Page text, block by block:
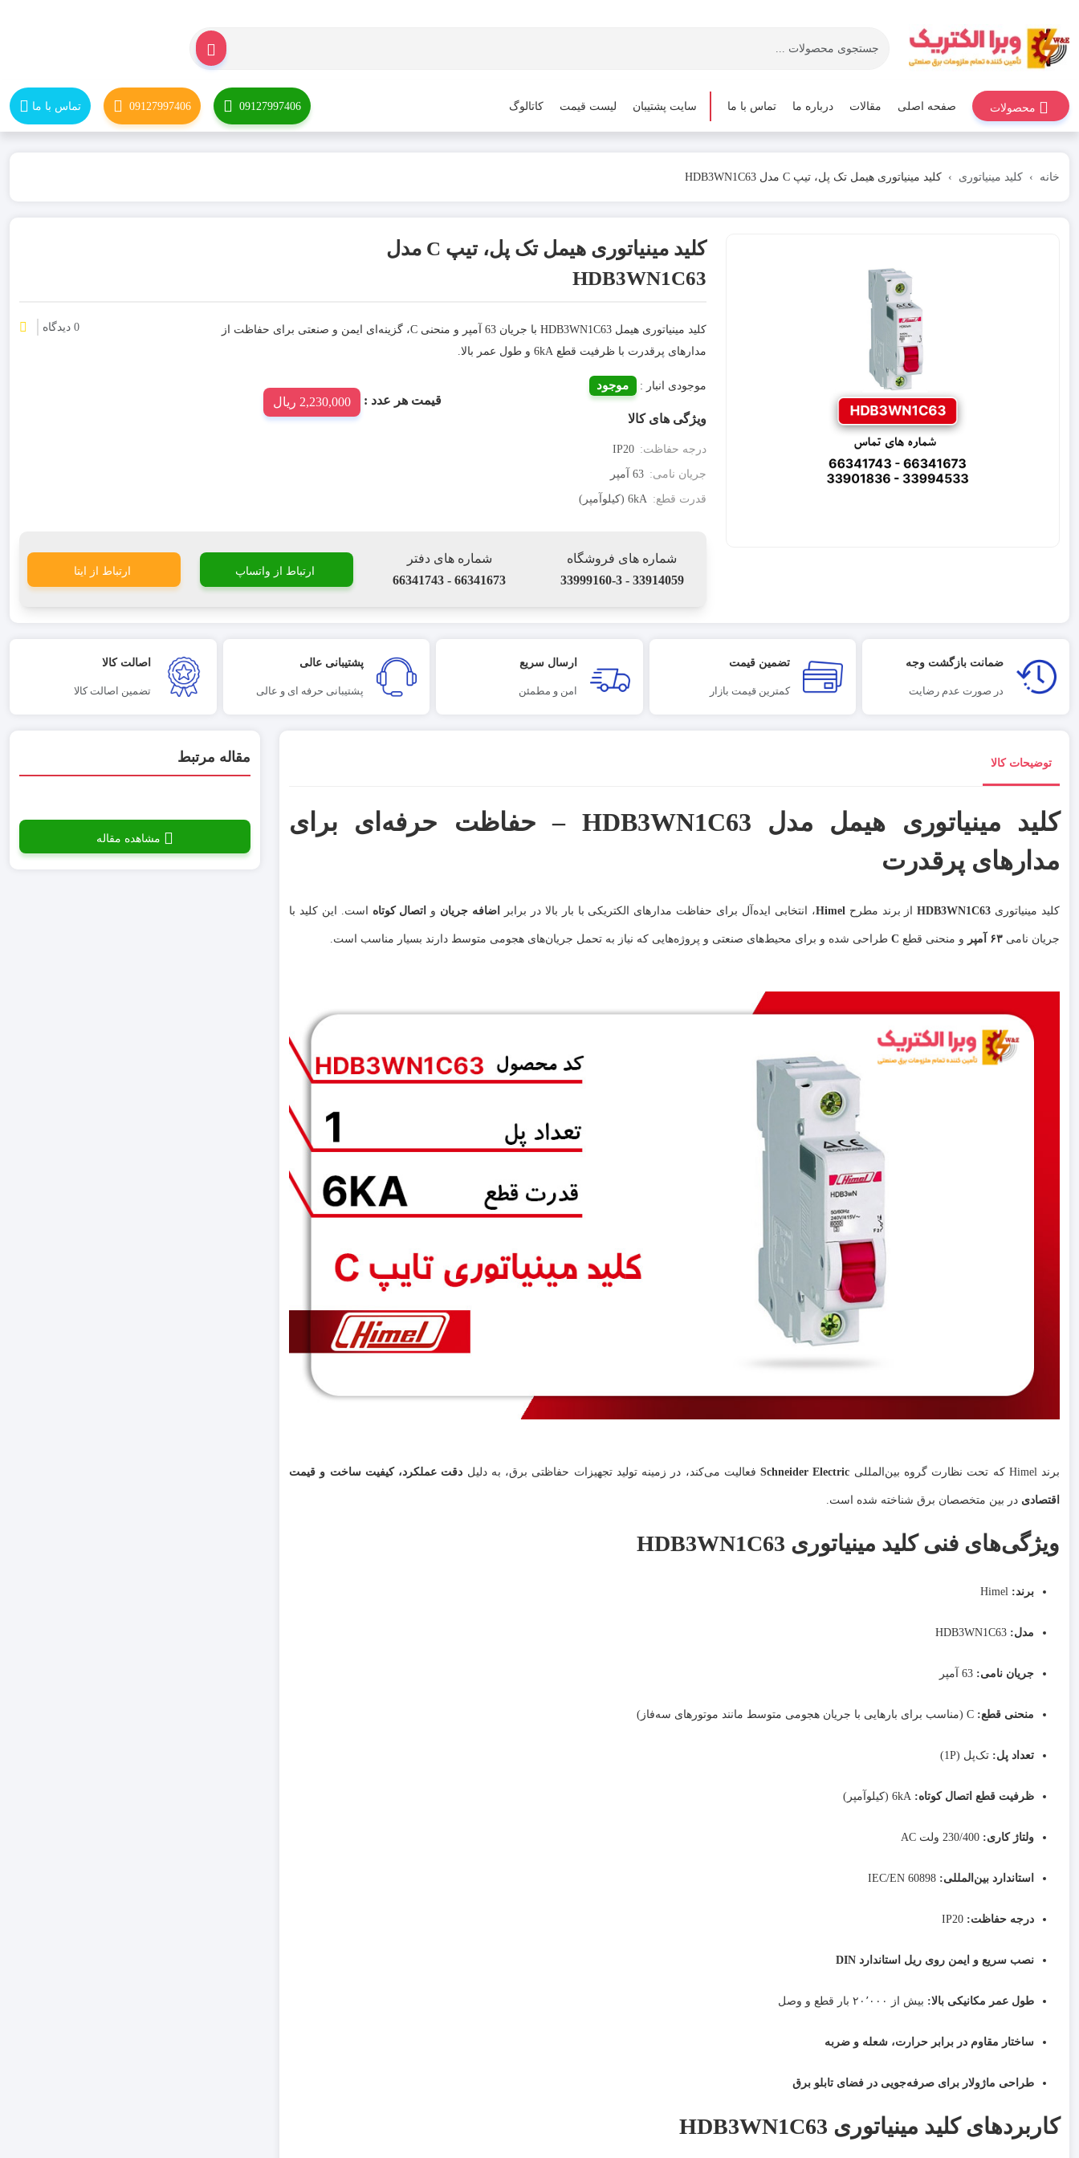
محصولات صفحه اصلی مقالات درباره ما تماس با ما سایت پشتیبان لیست قیمت کاتالوگ 09127997406
09127997406 تماس با ما
خانه کلید مینیاتوری کلید مینیاتوری هیمل تک پل، تیپ C مدل HDB3WN1C63
کلید مینیاتوری هیمل تک پل، تیپ C مدل
HDB3WN1C63
کلید مینیاتوری هیمل HDB3WN1C63 با جریان 63 آمپر و منحنی C، گزینه‌ای ایمن و صنعتی برای حفاظت از
مدارهای پرقدرت با ظرفیت قطع 6kA و طول عمر بالا.
موجودی انبار : موجود
ویژگی های کالا
درجه حفاظت: IP20
جریان نامی: 63 آمپر
قدرت قطع: 6kA (کیلوآمپر)
قیمت هر عدد : 2,230,000 ریال
0 دیدگاه
شماره های فروشگاه
33914059 - 33999160-3
شماره های دفتر
66341673 - 66341743
ارتباط از واتساپ ارتباط از ایتا
ضمانت بازگشت وجه
در صورت عدم رضایت
تضمین قیمت
کمترین قیمت بازار
ارسال سریع
امن و مطمئن
پشتیبانی عالی
پشتیبانی حرفه ای و عالی
اصالت کالا
تضمین اصالت کالا
توضیحات کالا
کلید مینیاتوری هیمل مدل HDB3WN1C63 – حفاظت حرفه‌ای برای
مدارهای پرقدرت
کلید مینیاتوری HDB3WN1C63از برند مطرح Himel، انتخابی ایده‌آل برای حفاظت مدارهای الکتریکی با بار بالا در برابر اضافه جریان و اتصال کوتاه است. این کلید با
جریان نامی ۶۳ آمپر و منحنی قطع C طراحی شده و برای محیط‌های صنعتی و پروژه‌هایی که نیاز به تحمل جریان‌های هجومی متوسط دارند بسیار مناسب است.
برند Himel که تحت نظارت گروه بین‌المللی Schneider Electric فعالیت می‌کند، در زمینه تولید تجهیزات حفاظتی برق، به دلیل دقت عملکرد، کیفیت ساخت و قیمت
اقتصادی در بین متخصصان برق شناخته شده است.
ویژگی‌های فنی کلید مینیاتوری HDB3WN1C63
برند:
مدل:
جریان نامی:
منحنی قطع:
تعداد پل: تک‌پل (1P)
ظرفیت قطع اتصال کوتاه:
ولتاژ کاری:
استاندارد بین‌المللی:
درجه حفاظت:
نصب سریع و ایمن روی ریل استاندارد DIN
طول عمر مکانیکی بالا: بیش از ۲۰٬۰۰۰ بار قطع و وصل
ساختار مقاوم در برابر حرارت، شعله و ضربه
طراحی ماژولار برای صرفه‌جویی در فضای تابلو برق
کاربردهای کلید مینیاتوری HDB3WN1C63
مقاله مرتبط
مشاهده مقاله